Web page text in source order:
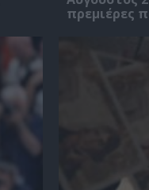
πρεμιέρες